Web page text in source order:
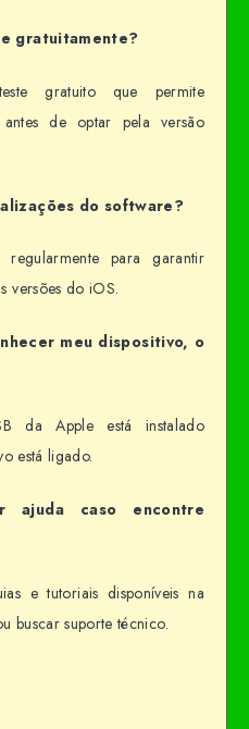
gratuitamente?
gratuito que permite
de optar pela versão
do software?
para garantir
versões do iOS.
meu dispositivo, o
da Apple está instalado
está ligado.
ajuda caso encontre
e tutoriais disponíveis na
buscar suporte técnico.